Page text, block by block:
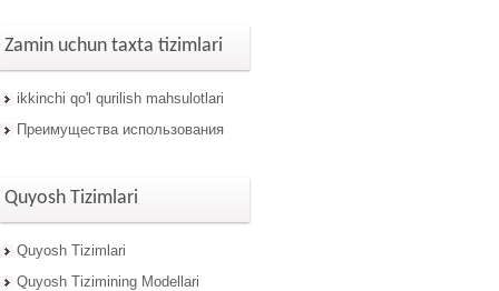
Zamin uchun taxta tizimlari
ikkinchi qo'l qurilish mahsulotlari
Преимущества использования
Quyosh Tizimlari
Quyosh Tizimlari
Quyosh Tizimining Modellari